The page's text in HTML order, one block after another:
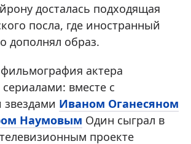
досталась подходящая
посла, где иностранный
дополнял образ.
актера
вместе с
Иваном Оганесяном
Наумовым Один сыграл в
проекте